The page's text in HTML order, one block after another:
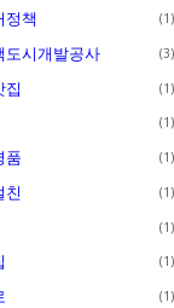
정책 1
도시개발공사 3
집 1
1
품 1
친 1
1
1
1